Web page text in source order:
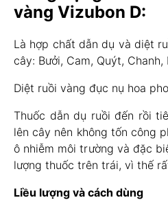
vàng Vizubon D:
Là hợp chất dẫn dụ và diệt
cây: Bưởi, Cam, Quýt,
Diệt ruồi vàng đục nụ hoa
Thuốc dẫn dụ ruồi đến rồi
lên cây nên không tốn công
ô nhiễm môi trường và đặc
lượng thuốc trên trái, vì thế
Liều lượng và cách dùng